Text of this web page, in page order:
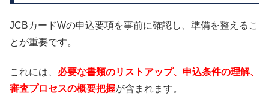
JCBカードWの申込要項を事前に確認し、準備を整えるこ
とが重要です。
これには、 必要な書類のリストアップ、申込条件の理解、
審査プロセスの概要把握が含まれます。